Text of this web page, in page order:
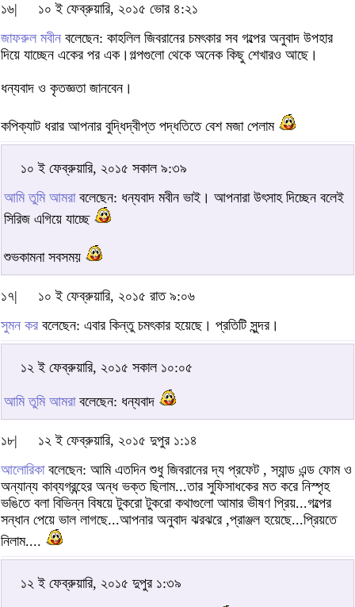
১৬|
১০ ই ফেব্রুয়ারি, ২০১৫ ভোর ৪:২১
জাফরুল মবীন বলেছেন: কাহলিল জিবরানের চমৎকার সব গল্পের অনুবাদ উপহার
দিয়ে যাচ্ছেন একের পর এক।গল্পগুলো থেকে অনেক কিছু শেখারও আছে।
ধন্যবাদ ও কৃতজ্ঞতা জানবেন।
কপিক্যাট ধরার আপনার বুদ্ধিদ্বীপ্ত পদ্ধতিতে বেশ মজা পেলাম
১০ ই ফেব্রুয়ারি, ২০১৫ সকাল ৯:৩৯
আমি তুমি আমরাবলেছেন: ধন্যবাদ মবীন ভাই। আপনারা উৎসাহ দিচ্ছেন বলেই
সিরিজ এগিয়ে যাচ্ছে
শুভকামনা সবসময়
১৭|
১০ ই ফেব্রুয়ারি, ২০১৫ রাত ৯:০৬
সুমন কর বলেছেন: এবার কিন্তু চমৎকার হয়েছে। প্রতিটি সুন্দর।
১২ ই ফেব্রুয়ারি, ২০১৫ সকাল ১০:০৫
আমি তুমি আমরাবলেছেন: ধন্যবাদ
১৮|
১২ ই ফেব্রুয়ারি, ২০১৫ দুপুর ১:১৪
আলোরিকাবলেছেন: আমি এতদিন শুধু জিবরানের দ্য প্রফেট , স্যান্ড এন্ড ফোম ও
অন্যান্য কাব্যগ্রন্হের অন্ধ ভক্ত ছিলাম...তার সুফিসাধকের মত করে নিস্পৃহ
ভঙিতে বলা বিভিন্ন বিষয়ে টুকরো টুকরো কথাগুলো আমার ভীষণ প্রিয়...গল্পের
সন্ধান পেয়ে ভাল লাগছে...আপনার অনুবাদ ঝরঝরে ,প্রাঞ্জল হয়েছে...প্রিয়তে
নিলাম....
১২ ই ফেব্রুয়ারি, ২০১৫ দুপুর ১:৩৯